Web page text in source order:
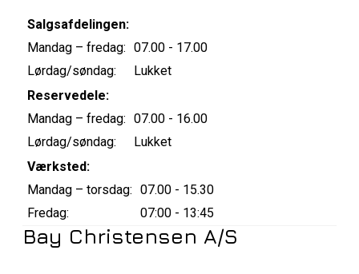
Salgsafdelingen:
Mandag – fredag: 07.00 - 17.00
Lørdag/søndag:
Lukket
Reservedele:
Mandag – fredag: 07.00 - 16.00
Lørdag/søndag:
Lukket
Værksted:
Mandag – torsdag: 07.00 - 15.30
Fredag:
07:00 - 13:45
Bay Christensen A/S